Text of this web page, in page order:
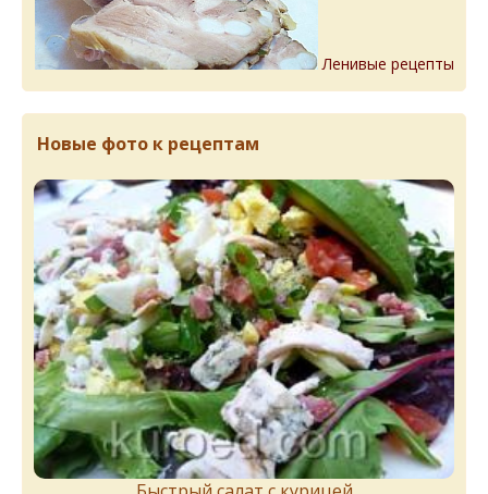
Ленивые рецепты
Новые фото к рецептам